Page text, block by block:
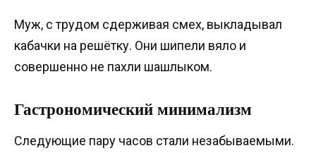
Муж, с трудом сдерживая смех, выкладывал
кабачки на решётку. Они шипели вяло и
совершенно не пахли шашлыком.
Гастрономический минимализм
Следующие пару часов стали незабываемыми.